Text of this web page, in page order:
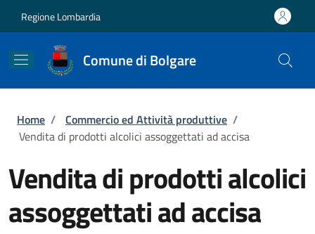
Regione Lombardia
Comune di Bolgare
Briciole di pane
Home / Commercio ed Attività produttive /
Vendita di prodotti alcolici assoggettati ad accisa
Vendita di prodotti alcolici
assoggettati ad accisa